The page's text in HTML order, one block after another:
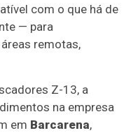
com o que há de
— para
remotas,
Z-13, a
na empresa
em Barcarena,